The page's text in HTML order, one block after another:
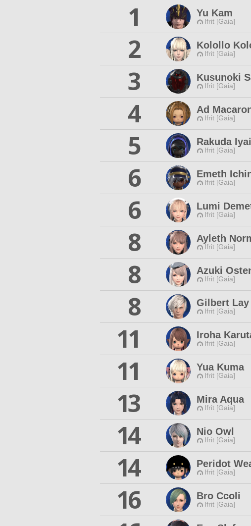
1 Yu Kam
Ifrit [Gaia]
2
Kolollo
Ifrit [Gaia]
3
Kusunoki
Ifrit [Gaia]
4
Ad
Ifrit [Gaia]
5
Rakuda
Ifrit [Gaia]
6
Emeth
Ifrit [Gaia]
6
Lumi
Ifrit [Gaia]
8
Ayleth
Ifrit [Gaia]
8
Azuki
Ifrit [Gaia]
8
Gilbert Lay
Ifrit [Gaia]
11
Iroha
Ifrit [Gaia]
11
Yua Kuma
Ifrit [Gaia]
13
Mira Aqua
Ifrit [Gaia]
14
Nio Owl
Ifrit [Gaia]
14
Peridot
Ifrit [Gaia]
16
Bro Ccoli
Ifrit [Gaia]